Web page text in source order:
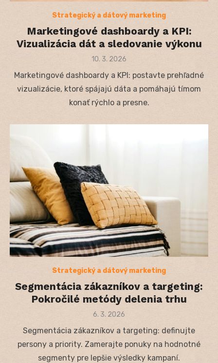
Strategický a dátový marketing
Marketingové dashboardy a KPI:
Vizualizácia dát a sledovanie výkonu
Posted
10. 3. 2026
Marketingové dashboardy a KPI: postavte prehľadné
vizualizácie, ktoré spájajú dáta a pomáhajú tímom
konať rýchlo a presne.
Strategický a dátový marketing
Segmentácia zákazníkov a targeting:
Pokročilé metódy delenia trhu
Posted
6. 3. 2026
Segmentácia zákazníkov a targeting: definujte
persony a priority. Zamerajte ponuky na hodnotné
segmenty pre lepšie výsledky kampaní.